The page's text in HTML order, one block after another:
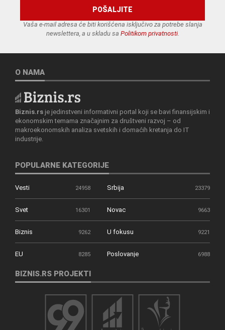
Vaša e-mail adresa će biti korišćena isključivo za potrebe slanja
newslettera, a u skladu sa Politikom privatnosti.
O NAMA
Biznis.rs je jedinstveni informativni portal koji se bavi finansijskim i
ekonomskim temama značajnim za društveni razvoj – od
makroekonomskih analiza svetskih i domaćih kretanja do IT
industrije.
POPULARNE KATEGORIJE
Vesti 24958 Srbija 23379
Svet 16301 Novac 9663
Biznis 9262 U fokusu 9221
EU 8285 Poslovanje 6988
BIZNIS.RS PROJEKTI